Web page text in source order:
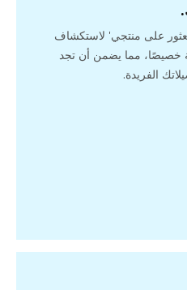
على منتجي' لاستكشاف
خصيصًا، مما يضمن أن تجد
الفريدة.